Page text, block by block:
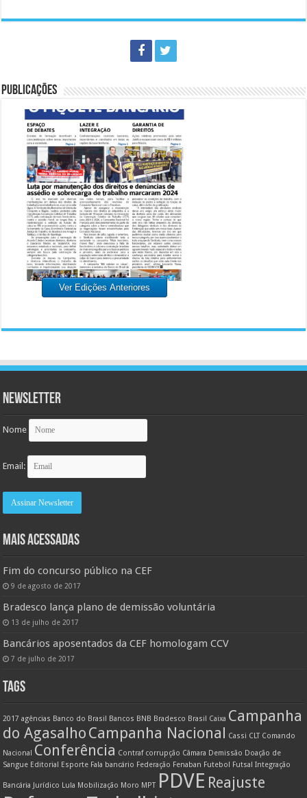
PUBLICAÇÕES
Ver Edições Anteriores
Newsletter
Nome
Email:
MAIS ACESSADAS
Fim do concurso público na CEF
9 de agosto de 2017
Bradesco lança plano de demissão voluntária
13 de julho de 2017
Bancários aposentados da CEF homologam CCV
7 de julho de 2017
TAGS
2017 agências Banco do Brasil Bancos BNB Bradesco Brasil Caixa Campanha
do Agasalho Campanha Nacional Cassi CLT Comando
Nacional
Conferência Contraf corrupção Câmara Demissão Doação de
Sangue Editorial Esporte Fala bancário Federação Fenaban Futebol Futsal Integração
Bancária Jurídico Lula Mobilização Moro MPT PDVE Reajuste